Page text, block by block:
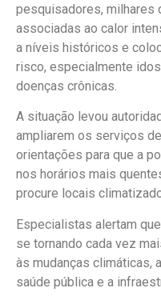
pesquisadores, milhares
associadas ao calor
a níveis históricos e
risco, especialmente
doenças crônicas.
A situação levou
ampliarem os serviços
orientações para que a
nos horários mais
procure locais
Especialistas alertam
se tornando cada vez
às mudanças climáticas,
saúde pública e a